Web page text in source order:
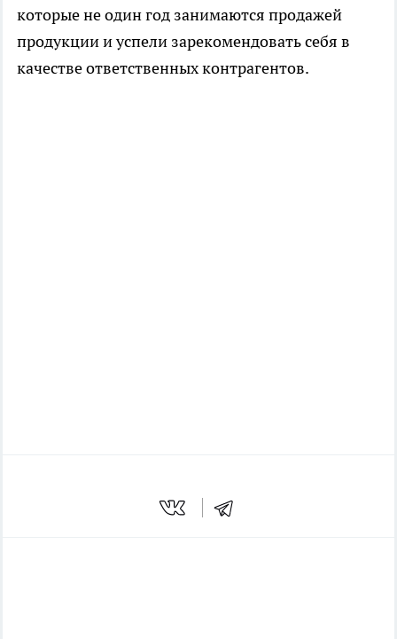
которые не один год занимаются продажей
продукции и успели зарекомендовать себя в
качестве ответственных контрагентов.